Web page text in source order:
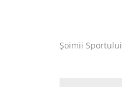
Șoimii Sportului